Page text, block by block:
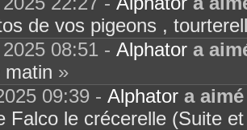
de vos pigeons ,
08:51 - Alphator a
matin »
09:39 - Alphator a aimé
Falco le crécerelle (Suite